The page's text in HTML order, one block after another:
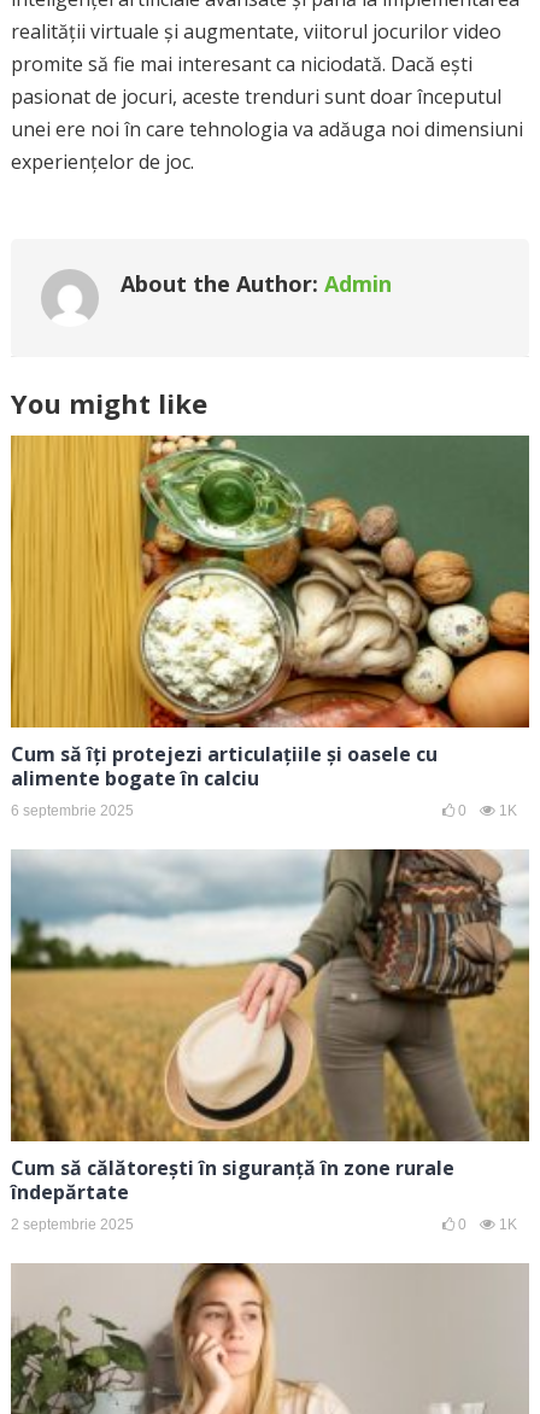
realității virtuale și augmentate, viitorul jocurilor video
promite să fie mai interesant ca niciodată. Dacă ești
pasionat de jocuri, aceste trenduri sunt doar începutul
unei ere noi în care tehnologia va adăuga noi dimensiuni
experiențelor de joc.
About the Author: Admin
You might like
Cum să îți protejezi articulațiile și oasele cu
alimente bogate în calciu
6 septembrie 2025 0 1K
Cum să călătorești în siguranță în zone rurale
îndepărtate
2 septembrie 2025 0 1K